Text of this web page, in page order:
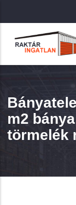
a
tartalomra
m2
törmelék